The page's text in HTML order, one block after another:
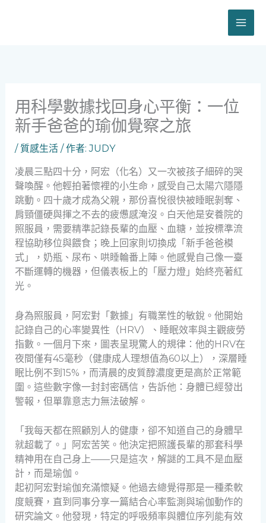
用科學數據找回身心平衡：一位
新手爸爸的瑜伽覺察之旅
/ 質感生活/ 作者:JUDY
凌晨三點四十分，阿宏（化名）又一次被孩子細碎的哭
聲喚醒。他輕拍著懷裡的小生命，感受自己太陽穴隱隱
跳動。四十歲才成為父親，那份喜悅很快被睡眠剝奪、
肩頸僵硬與揮之不去的疲憊感淹沒。白天他是安養院的
照服員，需要精準記錄長輩的血壓、血糖，並按標準流
程協助移位與餵食；晚上回家則切換成「新手爸爸模
式」，奶瓶、尿布、哄睡輪番上陣。他感覺自己像一臺
不斷運轉的機器，但儀表板上的「壓力燈」始終亮著紅
光。
身為照服員，阿宏對「數據」有職業性的敏銳。他開始
記錄自己的心率變異性（HRV）、睡眠效率與主觀疲勞
指數。一個月下來，圖表呈現驚人的規律：他的HRV在
夜間僅有45毫秒（健康成人理想值為60以上），深層睡
眠比例不到15%，而清晨的皮質醇濃度更是高於正常範
圍。這些數字像一封封密碼信，告訴他：身體已經發出
警報，但單靠意志力無法破解。
「我每天都在照顧別人的健康，卻不知道自己的身體早
就超載了。」阿宏苦笑。他決定把照護長輩的那套科學
精神用在自己身上——只是這次，解謎的工具不是血壓
計，而是瑜伽。
起初阿宏對瑜伽充滿懷疑。他過去總覺得那是一種柔軟
度競賽，直到同事分享一篇結合心率監測與瑜伽動作的
研究論文。他發現，特定的呼吸頻率與體位序列能有效